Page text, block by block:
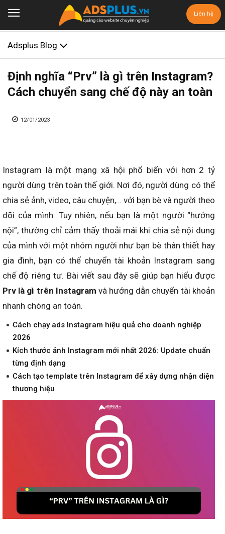
Liên hệ
Adsplus Blog
Định nghĩa “Prv” là gì trên Instagram?
Cách chuyển sang chế độ này an toàn
12/01/2023
Instagram là một mạng xã hội phổ biến với hơn 2 tỷ
người dùng trên toàn thế giới. Nơi đó, người dùng có thể
chia sẻ ảnh, video, câu chuyện,… với bạn bè và người theo
dõi của mình. Tuy nhiên, nếu bạn là một người “hướng
nội”, thường chỉ cảm thấy thoải mái khi chia sẻ nội dung
của mình với một nhóm người như bạn bè thân thiết hay
gia đình, bạn có thể chuyển tài khoản Instagram sang
chế độ riêng tư. Bài viết sau đây sẽ giúp bạn hiểu được
Prv là gì trên Instagram và hướng dẫn chuyển tài khoản
nhanh chóng an toàn.
Cách chạy ads Instagram hiệu quả cho doanh nghiệp
2026
Kích thước ảnh Instagram mới nhất 2026: Update chuẩn
từng định dạng
Cách tạo template trên Instagram để xây dựng nhận diện
thương hiệu